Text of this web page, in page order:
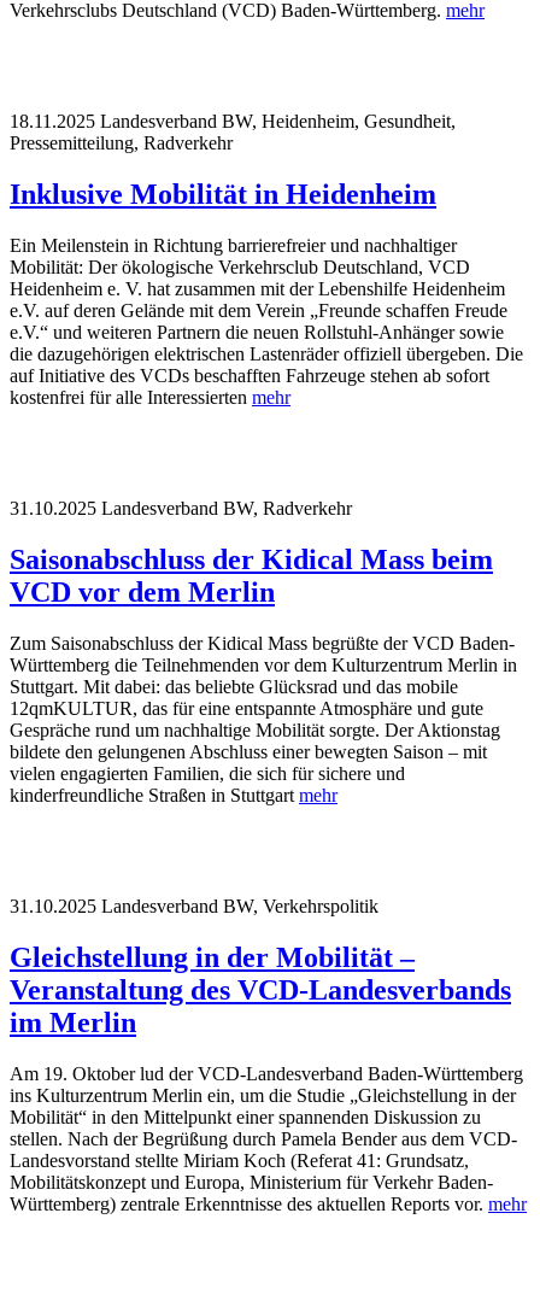
Verkehrsclubs Deutschland (VCD) Baden-Württemberg. mehr
18.11.2025 Landesverband BW, Heidenheim, Gesundheit,
Pressemitteilung, Radverkehr
Inklusive Mobilität in Heidenheim
Ein Meilenstein in Richtung barrierefreier und nachhaltiger
Mobilität: Der ökologische Verkehrsclub Deutschland, VCD
Heidenheim e. V. hat zusammen mit der Lebenshilfe Heidenheim
e.V. auf deren Gelände mit dem Verein „Freunde schaffen Freude
e.V.“ und weiteren Partnern die neuen Rollstuhl-Anhänger sowie
die dazugehörigen elektrischen Lastenräder offiziell übergeben. Die
auf Initiative des VCDs beschafften Fahrzeuge stehen ab sofort
kostenfrei für alle Interessierten mehr
31.10.2025 Landesverband BW, Radverkehr
Saisonabschluss der Kidical Mass beim
VCD vor dem Merlin
Zum Saisonabschluss der Kidical Mass begrüßte der VCD Baden-
Württemberg die Teilnehmenden vor dem Kulturzentrum Merlin in
Stuttgart. Mit dabei: das beliebte Glücksrad und das mobile
12qmKULTUR, das für eine entspannte Atmosphäre und gute
Gespräche rund um nachhaltige Mobilität sorgte. Der Aktionstag
bildete den gelungenen Abschluss einer bewegten Saison – mit
vielen engagierten Familien, die sich für sichere und
kinderfreundliche Straßen in Stuttgart mehr
31.10.2025 Landesverband BW, Verkehrspolitik
Gleichstellung in der Mobilität –
Veranstaltung des VCD-Landesverbands
im Merlin
Am 19. Oktober lud der VCD-Landesverband Baden-Württemberg
ins Kulturzentrum Merlin ein, um die Studie „Gleichstellung in der
Mobilität“ in den Mittelpunkt einer spannenden Diskussion zu
stellen. Nach der Begrüßung durch Pamela Bender aus dem VCD-
Landesvorstand stellte Miriam Koch (Referat 41: Grundsatz,
Mobilitätskonzept und Europa, Ministerium für Verkehr Baden-
Württemberg) zentrale Erkenntnisse des aktuellen Reports vor. mehr